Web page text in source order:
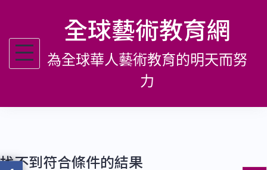
主
全球藝術教育網
為全球華人藝術教育的明天而努
力
找不到符合條件的結果